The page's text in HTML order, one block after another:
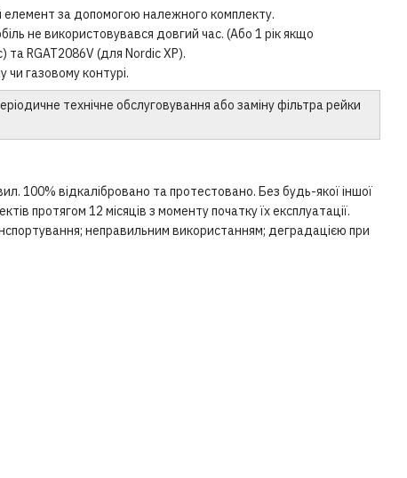
елемент за допомогою належного комплекту.
не використовувався довгий час. (Або 1 рік якщо
RGAT2086V (для Nordic XP).
чи газовому контурі.
технічне обслуговування або заміну фільтра рейки
100% відкалібровано та протестовано. Без будь-якої іншої
протягом 12 місяців з моменту початку їх експлуатації.
неправильним використанням; деградацією при